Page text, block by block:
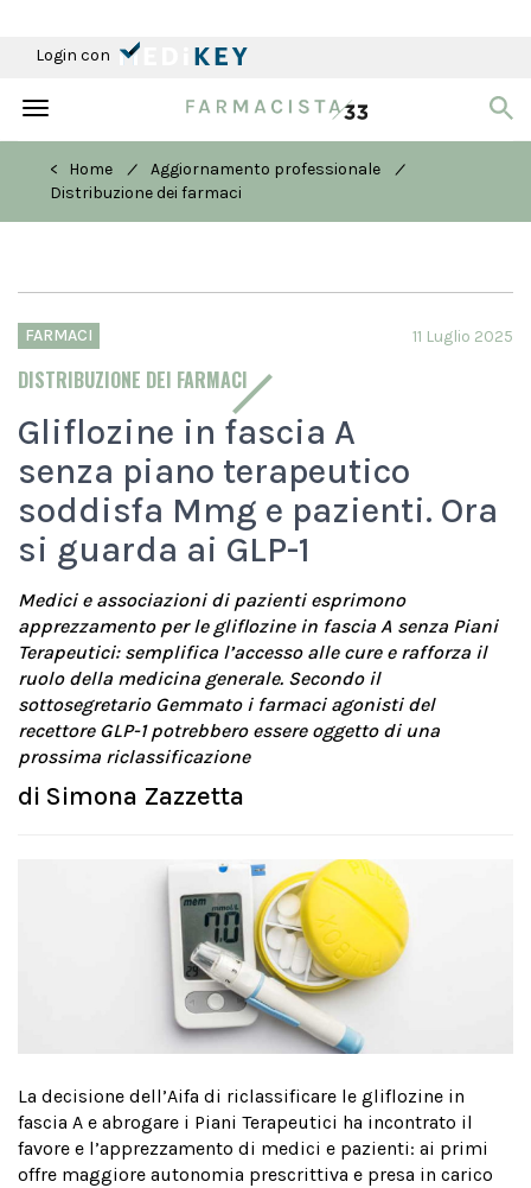
Login con
Toggle
< Home
/ Aggiornamento professionale /
Distribuzione dei farmaci
FARMACI
DISTRIBUZIONE DEI FARMACI
11 Luglio 2025
Gliflozine in fascia A
senza piano terapeutico
soddisfa Mmg e pazienti. Ora
si guarda ai GLP-1
Medici e associazioni di pazienti esprimono
apprezzamento per le gliflozine in fascia A senza Piani
Terapeutici: semplifica l’accesso alle cure e rafforza il
ruolo della medicina generale. Secondo il
sottosegretario Gemmato i farmaci agonisti del
recettore GLP-1 potrebbero essere oggetto di una
prossima riclassificazione
di Simona Zazzetta
La decisione dell’Aifa di riclassificare le gliflozine in
fascia A e abrogare i Piani Terapeutici ha incontrato il
favore e l’apprezzamento di medici e pazienti: ai primi
offre maggiore autonomia prescrittiva e presa in carico